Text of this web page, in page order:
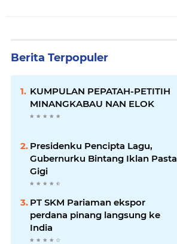
Berita Terpopuler
KUMPULAN PEPATAH-PETITIH
MINANGKABAU NAN ELOK
Presidenku Pencipta Lagu,
Gubernurku Bintang Iklan Pasta
Gigi
PT SKM Pariaman ekspor
perdana pinang langsung ke
India